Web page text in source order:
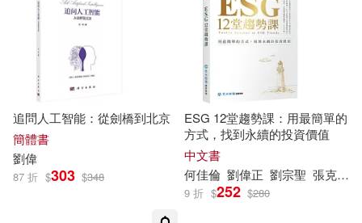
劉偉航(1) 劉偉航 述評(1)
劉偉茗(1) 劉偉華，劉希龍(1)
劉偉華，劉希龍（主編）(1)
劉偉華，李波(1)
西北工業大學出版社(2)
西南交通大學出版社(2)
譯林出版社(2) 遠流(2)
追問人工智能：從劍橋到北京
簡體書
劉偉
87 折 $303 $348
ESG 12堂趨勢課：用最簡單的
方式，找到永續的投資價值
中文書
何佳倫 劉偉正 劉宗聖 張克豪
9 折 $252 $280